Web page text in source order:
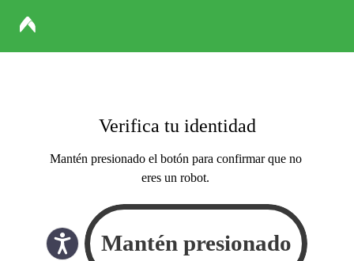
Verifica tu identidad
Mantén presionado el botón para confirmar que no
eres un robot.